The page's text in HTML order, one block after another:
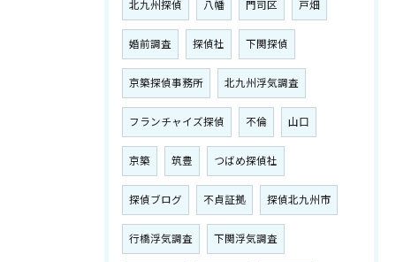
北九州探偵 八幡 門司区 戸畑
婚前調査 探偵社 下関探偵
京築探偵事務所 北九州浮気調査
フランチャイズ探偵 不倫 山口
京築 筑豊 つばめ探偵社
探偵ブログ 不貞証拠 探偵北九州市
行橋浮気調査 下関浮気調査